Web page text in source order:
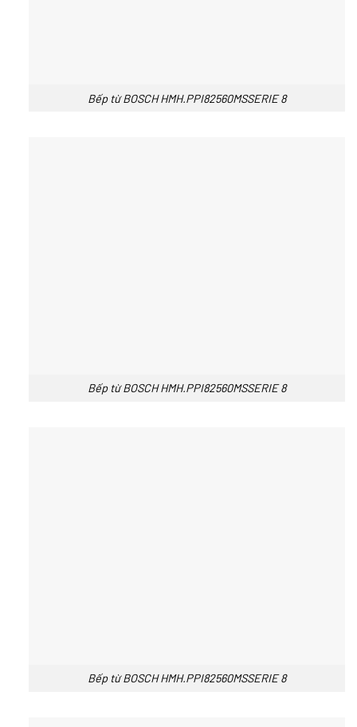
Bếp từ BOSCH HMH.PPI82560MSSERIE 8
Bếp từ BOSCH HMH.PPI82560MSSERIE 8
Bếp từ BOSCH HMH.PPI82560MSSERIE 8